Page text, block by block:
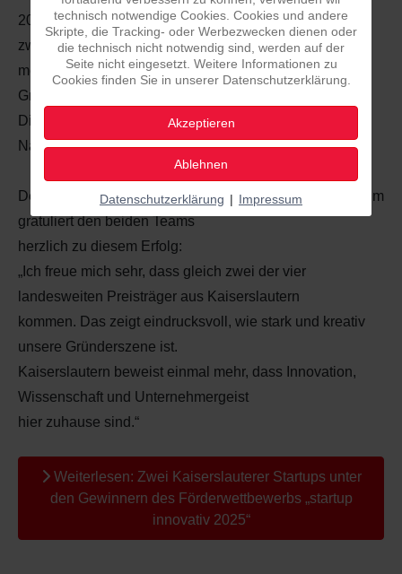
2025“ ausgezeichnet, darunter gleich
zwei innovative Unternehmen aus Kaiserslautern. Die
mentalport GmbH und die refactum
GmbH überzeugten mit zukunftsweisenden Ideen, die
Digitalisierung, Technologie und
Nachhaltigkeit vereinen.
Der Kaiserslauterer Landtagsabgeordnete Andreas Rahm
gratuliert den beiden Teams
herzlich zu diesem Erfolg:
„Ich freue mich sehr, dass gleich zwei der vier
landesweiten Preisträger aus Kaiserslautern
kommen. Das zeigt eindrucksvoll, wie stark und kreativ
unsere Gründerszene ist.
Kaiserslautern beweist einmal mehr, dass Innovation,
Wissenschaft und Unternehmergeist
hier zuhause sind.“
Weiterlesen: Zwei Kaiserslauterer Startups unter
den Gewinnern des Förderwettbewerbs „startup
innovativ 2025“
technisch notwendige Cookies. Cookies und andere
Skripte, die Tracking- oder Werbezwecken dienen oder
die technisch nicht notwendig sind, werden auf der
Seite nicht eingesetzt. Weitere Informationen zu
Cookies finden Sie in unserer Datenschutzerklärung.
Akzeptieren
Ablehnen
Datenschutzerklärung | Impressum